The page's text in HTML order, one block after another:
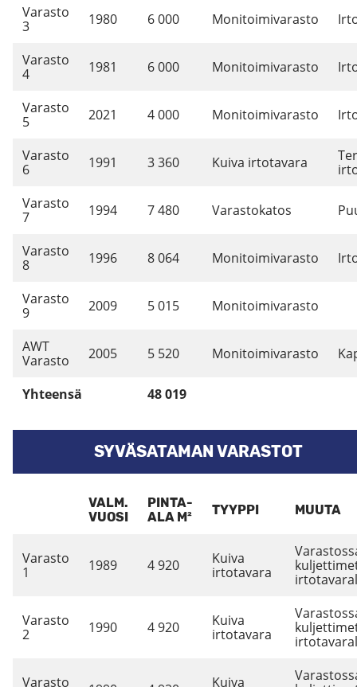
Varasto
3
1980 6 000 Monitoimivarasto
Varasto
4
1981 6 000 Monitoimivarasto
Varasto
5
2021 4 000 Monitoimivarasto
Varasto
6
1991 3 360 Kuiva irtotavara
Varasto
7
1994 7 480 Varastokatos
Varasto
8
1996 8 064 Monitoimivarasto
Varasto
9
2009 5 015 Monitoimivarasto
AWT
Varasto
2005 5 520 Monitoimivarasto
Yhteensä 48 019
SYVÄSATAMAN VARASTOT
VALM.
VUOSI
PINTA-
ALA M²
TYYPPI MUUTA
Varasto
1
1989 4 920
Kuiva
irtotavara
Varasto
2
1990 4 920
Kuiva
irtotavara
Varasto Kuiva